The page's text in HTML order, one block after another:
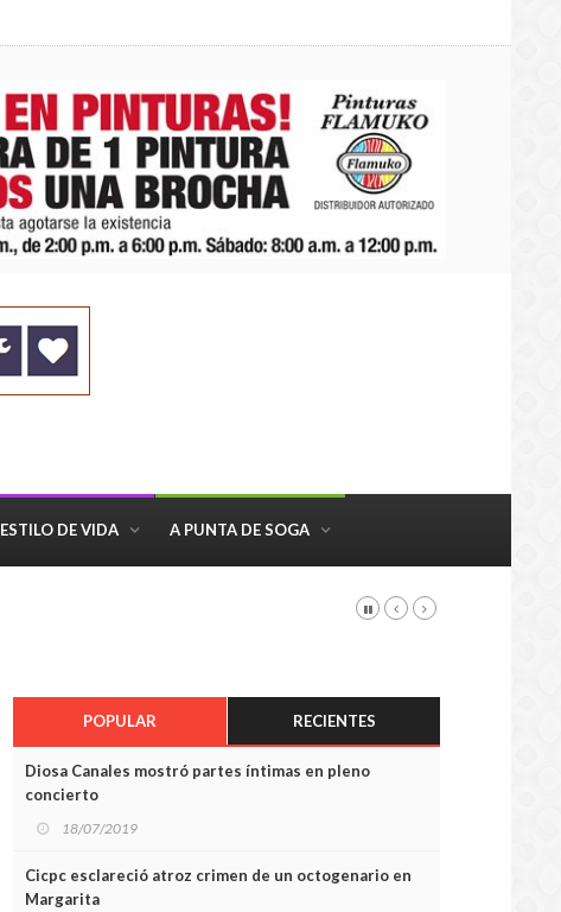
ESTILO DE VIDA A PUNTA DE SOGA
POPULAR RECIENTES
Diosa Canales mostró partes íntimas en pleno
concierto
18/07/2019
Cicpc esclareció atroz crimen de un octogenario en
Margarita